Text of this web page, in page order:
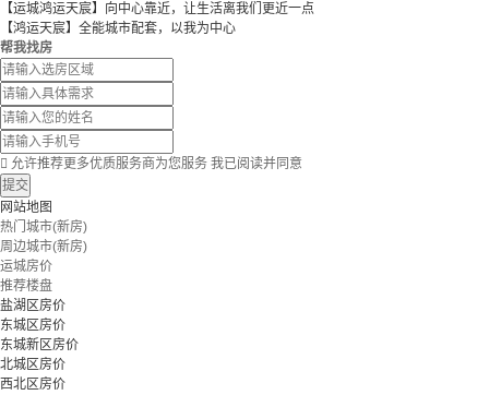
【运城鸿运天宸】向中心靠近，让生活离我们更近一点
【鸿运天宸】全能城市配套，以我为中心
帮我找房
 允许推荐更多优质服务商为您服务 我已阅读并同意
提交
网站地图
热门城市(新房)
周边城市(新房)
运城房价
推荐楼盘
盐湖区房价
东城区房价
东城新区房价
北城区房价
西北区房价